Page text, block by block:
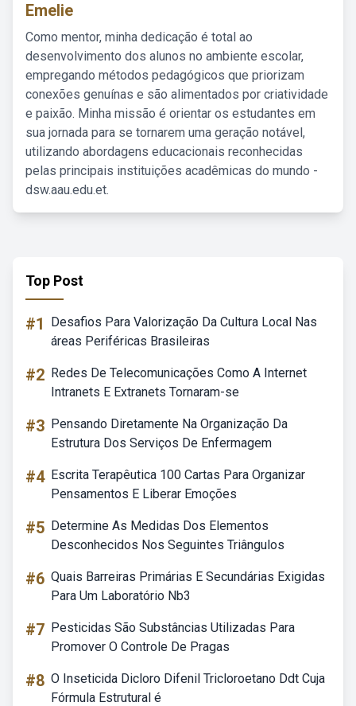
Emelie
Como mentor, minha dedicação é total ao
desenvolvimento dos alunos no ambiente escolar,
empregando métodos pedagógicos que priorizam
conexões genuínas e são alimentados por criatividade
e paixão. Minha missão é orientar os estudantes em
sua jornada para se tornarem uma geração notável,
utilizando abordagens educacionais reconhecidas
pelas principais instituições acadêmicas do mundo -
dsw.aau.edu.et.
Top Post
#1
Desafios Para Valorização Da Cultura Local Nas
áreas Periféricas Brasileiras
#2 Redes De Telecomunicações Como A Internet
Intranets E Extranets Tornaram-se
#3 Pensando Diretamente Na Organização Da
Estrutura Dos Serviços De Enfermagem
#4 Escrita Terapêutica 100 Cartas Para Organizar
Pensamentos E Liberar Emoções
#5 Determine As Medidas Dos Elementos
Desconhecidos Nos Seguintes Triângulos
#6 Quais Barreiras Primárias E Secundárias Exigidas
Para Um Laboratório Nb3
#7 Pesticidas São Substâncias Utilizadas Para
Promover O Controle De Pragas
#8 O Inseticida Dicloro Difenil Tricloroetano Ddt Cuja
Fórmula Estrutural é